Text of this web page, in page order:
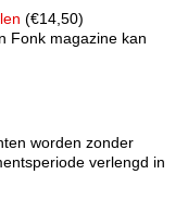
(€14,50)
Fonk magazine kan
worden zonder
verlengd in